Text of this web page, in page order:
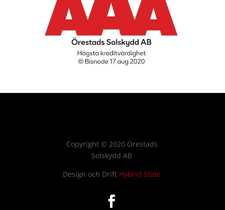
Copyright © 2020 Örestads
Solskydd AB
Design och Drift Hybrid State